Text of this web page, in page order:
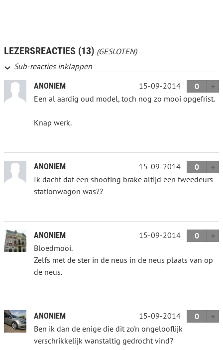
LEZERSREACTIES (13) (GESLOTEN)
Sub-reacties inklappen
ANONIEM 15-09-2014
0
Een al aardig oud model, toch nog zo mooi opgefrist.
Knap werk.
ANONIEM 15-09-2014
0
Ik dacht dat een shooting brake altijd een tweedeurs
stationwagon was??
ANONIEM 15-09-2014
0
Bloedmooi.
Zelfs met de ster in de neus in de neus plaats van op
de neus.
ANONIEM 15-09-2014
0
Ben ik dan de enige die dit zo'n ongelooflijk
verschrikkelijk wanstaltig gedrocht vind?